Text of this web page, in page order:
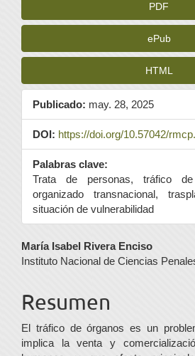
PDF
ePub
HTML
Publicado: may. 28, 2025
DOI: https://doi.org/10.57042/
Palabras clave:
Trata de personas, tráfico
organizado transnacional,
situación de vulnerabilidad
Contenido
principal
del
artículo
María Isabel Rivera Enciso
Instituto Nacional de Ciencias
Resumen
El tráfico de órganos es un
implica la venta y